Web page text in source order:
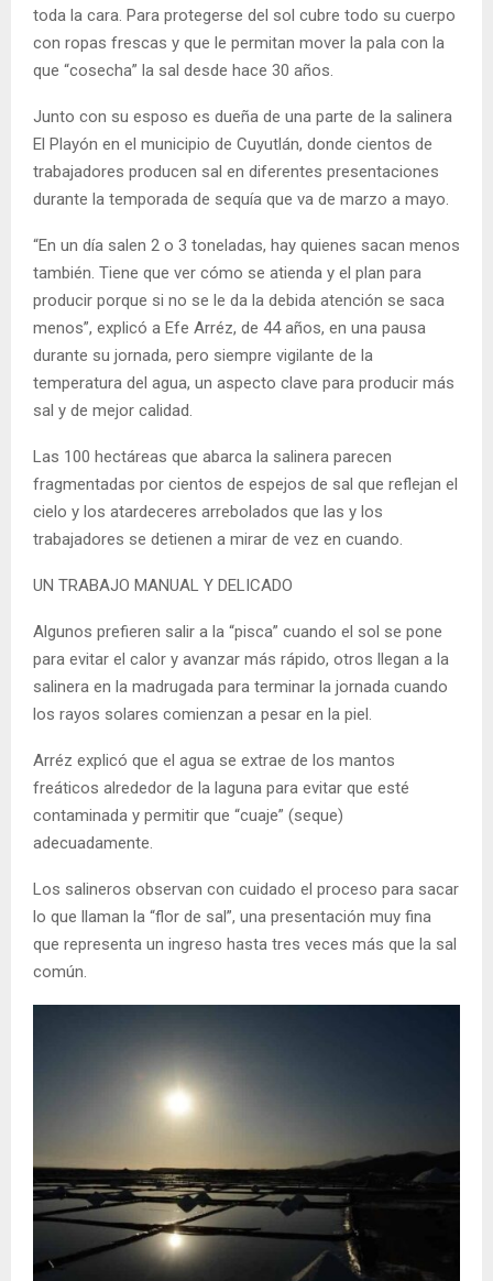
toda la cara. Para protegerse del sol cubre todo su cuerpo
con ropas frescas y que le permitan mover la pala con la
que “cosecha” la sal desde hace 30 años.
Junto con su esposo es dueña de una parte de la salinera
El Playón en el municipio de Cuyutlán, donde cientos de
trabajadores producen sal en diferentes presentaciones
durante la temporada de sequía que va de marzo a mayo.
“En un día salen 2 o 3 toneladas, hay quienes sacan menos
también. Tiene que ver cómo se atienda y el plan para
producir porque si no se le da la debida atención se saca
menos”, explicó a Efe Arréz, de 44 años, en una pausa
durante su jornada, pero siempre vigilante de la
temperatura del agua, un aspecto clave para producir más
sal y de mejor calidad.
Las 100 hectáreas que abarca la salinera parecen
fragmentadas por cientos de espejos de sal que reflejan el
cielo y los atardeceres arrebolados que las y los
trabajadores se detienen a mirar de vez en cuando.
UN TRABAJO MANUAL Y DELICADO
Algunos prefieren salir a la “pisca” cuando el sol se pone
para evitar el calor y avanzar más rápido, otros llegan a la
salinera en la madrugada para terminar la jornada cuando
los rayos solares comienzan a pesar en la piel.
Arréz explicó que el agua se extrae de los mantos
freáticos alrededor de la laguna para evitar que esté
contaminada y permitir que “cuaje” (seque)
adecuadamente.
Los salineros observan con cuidado el proceso para sacar
lo que llaman la “flor de sal”, una presentación muy fina
que representa un ingreso hasta tres veces más que la sal
común.